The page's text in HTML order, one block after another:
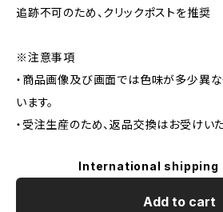
追跡不可のため、クリックポストを推奨
※注意事項
・商品画像及び画面では色味が多少異
います。
・受注生産のため、返品交換はお受けい
International shipping
Add to cart